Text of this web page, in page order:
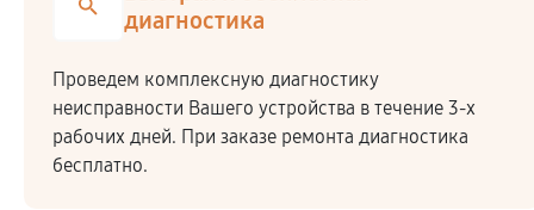
диагностика
Проведем комплексную диагностику
неисправности Вашего устройства в течение 3-х
рабочих дней. При заказе ремонта диагностика
бесплатно.